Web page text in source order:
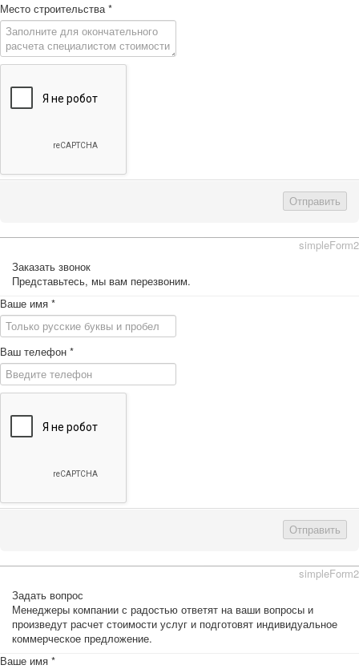
Место строительства*
Отправить
simpleForm2
Заказать звонок
Представьтесь, мы вам перезвоним.
Ваше имя *
Ваш телефон *
Отправить
simpleForm2
Задать вопрос
Менеджеры компании с радостью ответят на ваши вопросы и
произведут расчет стоимости услуг и подготовят индивидуальное
коммерческое предложение.
Ваше имя *